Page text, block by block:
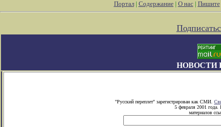
Портал| Содержание| О нас| Пишите
НОВОСТИ
"Русский переплет" зарегистрирован как СМИ.
5 февраля 2001 года.
материалов